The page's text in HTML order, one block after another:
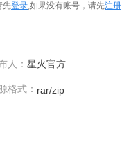
先登录,如果没有账号，请先注册
人： 星火官方
格式： rar/zip